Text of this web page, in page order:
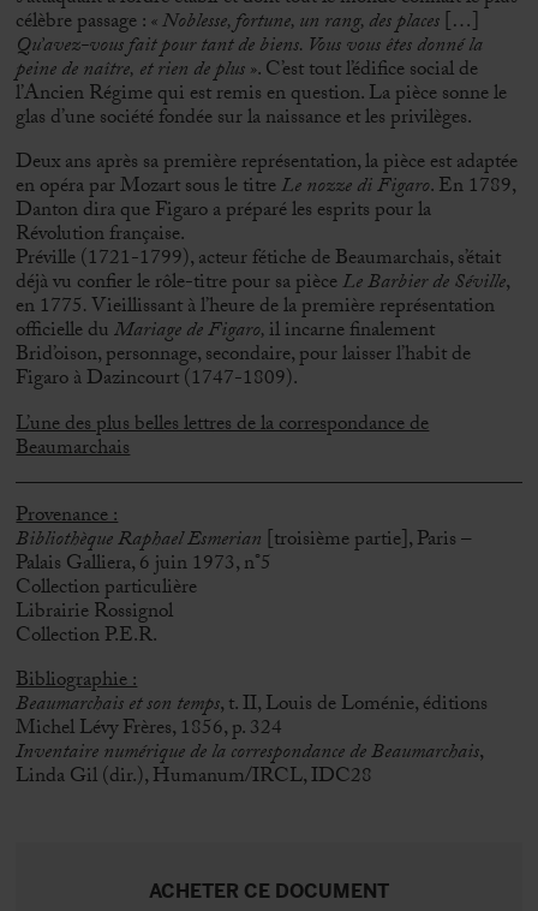
célèbre passage :«Noblesse, fortune, un rang, des places […]
Qu’avez-vous fait pour tant de biens. Vous vous êtes donnéla
peinede naître, et rien de plus». C’est tout l’édifice social de
l’Ancien Régime qui est remis en question. La pièce sonne le
glas d’une société fondée sur la naissance et les privilèges.
Deux ans après sa première représentation, la pièce est adaptée
en opéra par Mozart sous le titreLe nozze di Figaro. En 1789,
Danton dira que Figaro a préparé les esprits pour la
Révolution française.
Préville (1721-1799), acteur fétiche de Beaumarchais, s’était
déjà vu confier le rôle-titre pour sa pièceLe Barbier de Séville,
en 1775.Vieillissant à l’heure de la première représentation
officielle duMariage de Figaro,il incarne finalement
Brid’oison, personnage, secondaire, pour laisser l’habit de
Figaro à Dazincourt (1747-1809).
L’une des plus belles lettres de la correspondance de
Beaumarchais
Provenance :
Bibliothèque Raphael Esmerian [troisième partie], Paris –
Palais Galliera, 6 juin 1973, n°5
Collection particulière
Librairie Rossignol
Collection P.E.R.
Bibliographie :
Beaumarchais et son temps, t. II, Louis de Loménie, éditions
Michel Lévy Frères, 1856, p. 324
Inventaire numérique de la correspondance de Beaumarchais,
Linda Gil (dir.), Humanum/IRCL, IDC28
ACHETER CE DOCUMENT